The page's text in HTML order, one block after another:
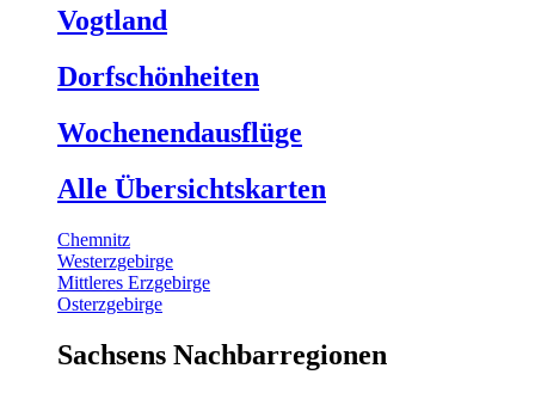
Vogtland
Dorfschönheiten
Wochenendausflüge
Alle Übersichtskarten
Chemnitz
Westerzgebirge
Mittleres Erzgebirge
Osterzgebirge
Sachsens Nachbarregionen